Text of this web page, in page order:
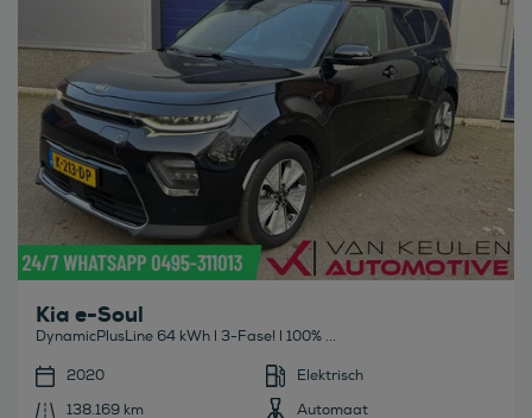
Kia e-Soul
DynamicPlusLine 64 kWh l 3-Fase! l 100% ...
2020
Elektrisch
138.169 km
Automaat